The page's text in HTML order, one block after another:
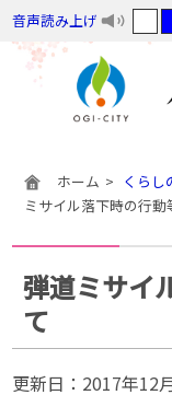
音声読み上げ
ホーム くらし
ミサイル落下時の行動
弾道ミサイ
て
更新日： 2017年12